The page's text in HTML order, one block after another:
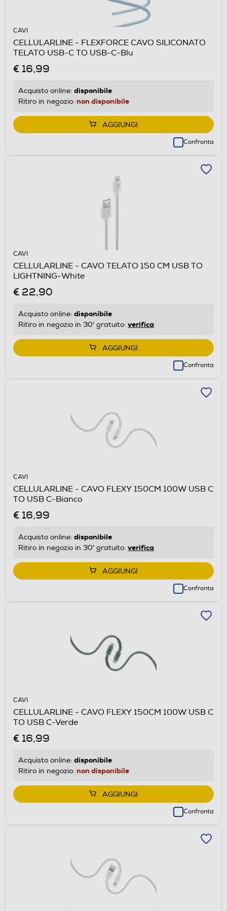
CAVI
CELLULARLINE - FLEXFORCE CAVO SILICONATO
TELATO USB-C TO USB-C-Blu
€ 16,99
Acquisto online: disponibile
Ritiro in negozio: non disponibile
AGGIUNGI
Confronta
CAVI
CELLULARLINE - CAVO TELATO 150 CM USB TO
LIGHTNING-White
€ 22,90
Acquisto online: disponibile
Ritiro in negozio in 30' gratuito: verifica
AGGIUNGI
Confronta
CAVI
CELLULARLINE - CAVO FLEXY 150CM 100W USB C
TO USB C-Bianco
€ 16,99
Acquisto online: disponibile
Ritiro in negozio in 30' gratuito: verifica
AGGIUNGI
Confronta
CAVI
CELLULARLINE - CAVO FLEXY 150CM 100W USB C
TO USB C-Verde
€ 16,99
Acquisto online: disponibile
Ritiro in negozio: non disponibile
AGGIUNGI
Confronta